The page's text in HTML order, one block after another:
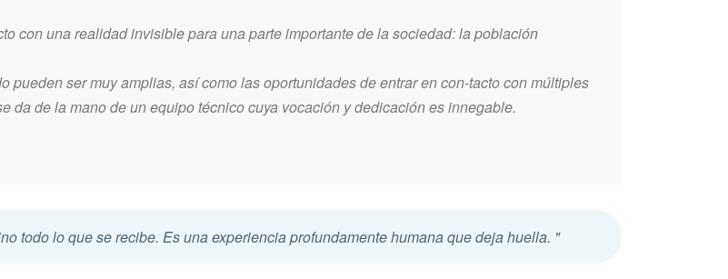
con una realidad invisible para una parte importante de la sociedad: la población
ser muy amplias, así como las oportunidades de entrar en con-tacto con múltiples
da de la mano de un equipo técnico cuya vocación y dedicación es innegable.
todo lo que se recibe. Es una experiencia profundamente humana que deja huella. "